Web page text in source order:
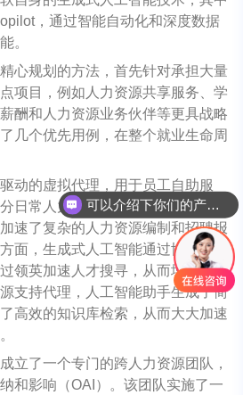
，通过智能自动化和深度数据
。
心规划的方法，首先针对承担大量
项目，例如人力资源共享服务、学
酬和人力资源业务伙伴等更具战略
几个优先用例，在整个就业生命周
动的虚拟代理，用于员工自助服
日常人力资源查询。人工智能主导
速了复杂的人力资源编制和招聘报
面，生成式人工智能通过协助招聘
领英加速人才搜寻，从而增强了候
支持代理，人工智能助手生成了简
高效的知识库检索，从而大大加速
立了一个专门的跨人力资源团队，
和影响（OAI）。该团队实施了一
可以介绍下你们的产品么
你们是怎么收费的呢